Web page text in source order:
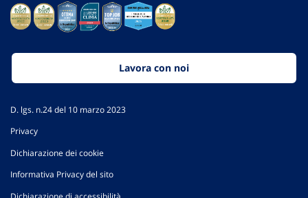
Lavora con noi
D. lgs. n.24 del 10 marzo 2023
Privacy
Dichiarazione dei cookie
Informativa Privacy del sito
Dichiarazione di accessibilità